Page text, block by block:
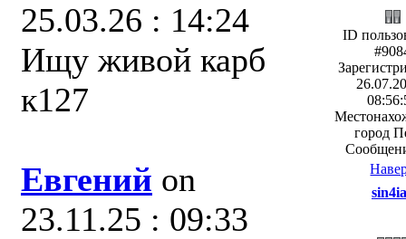
25.03.26 : 14:24
Ищу живой карб
к127
Евгений on
23.11.25 : 09:33
ID
город